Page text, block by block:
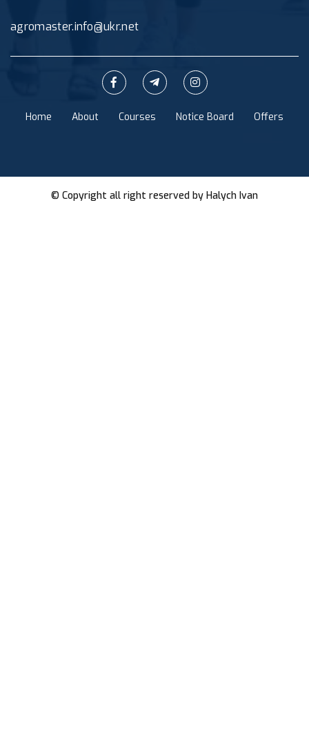
agromaster.info@ukr.net
Home About Courses Notice Board Offers
© Copyright all right reserved by Halych Ivan